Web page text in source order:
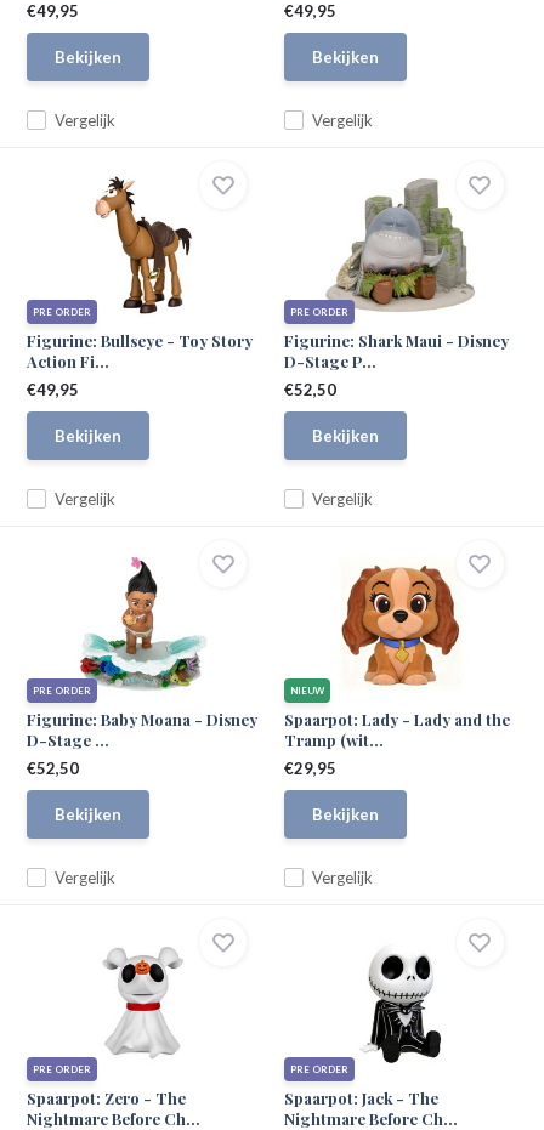
Vergelijk
€49,95
Bekijken
Vergelijk
€49,95
Bekijken
PRE ORDER
Figurine: Bullseye - Toy Story
Action Fi...
Vergelijk
€49,95
Bekijken
PRE ORDER
Figurine: Shark Maui - Disney
D-Stage P...
Vergelijk
€52,50
Bekijken
PRE ORDER
Figurine: Baby Moana - Disney
D-Stage ...
Vergelijk
€52,50
Bekijken
NIEUW
Spaarpot: Lady - Lady and the
Tramp (wit...
Vergelijk
€29,95
Bekijken
PRE ORDER
Spaarpot: Zero - The
Nightmare Before Ch...
PRE ORDER
Spaarpot: Jack - The
Nightmare Before Ch...